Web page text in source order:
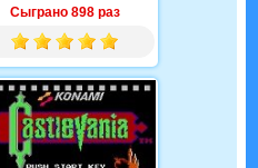
Сыграно 898 раз